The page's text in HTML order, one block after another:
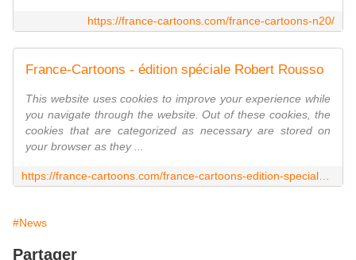
https://france-cartoons.com/france-cartoons-n20/
France-Cartoons - édition spéciale Robert Rousso
This website uses cookies to improve your experience while
you navigate through the website. Out of these cookies, the
cookies that are categorized as necessary are stored on
your browser as they ...
#News
Partager